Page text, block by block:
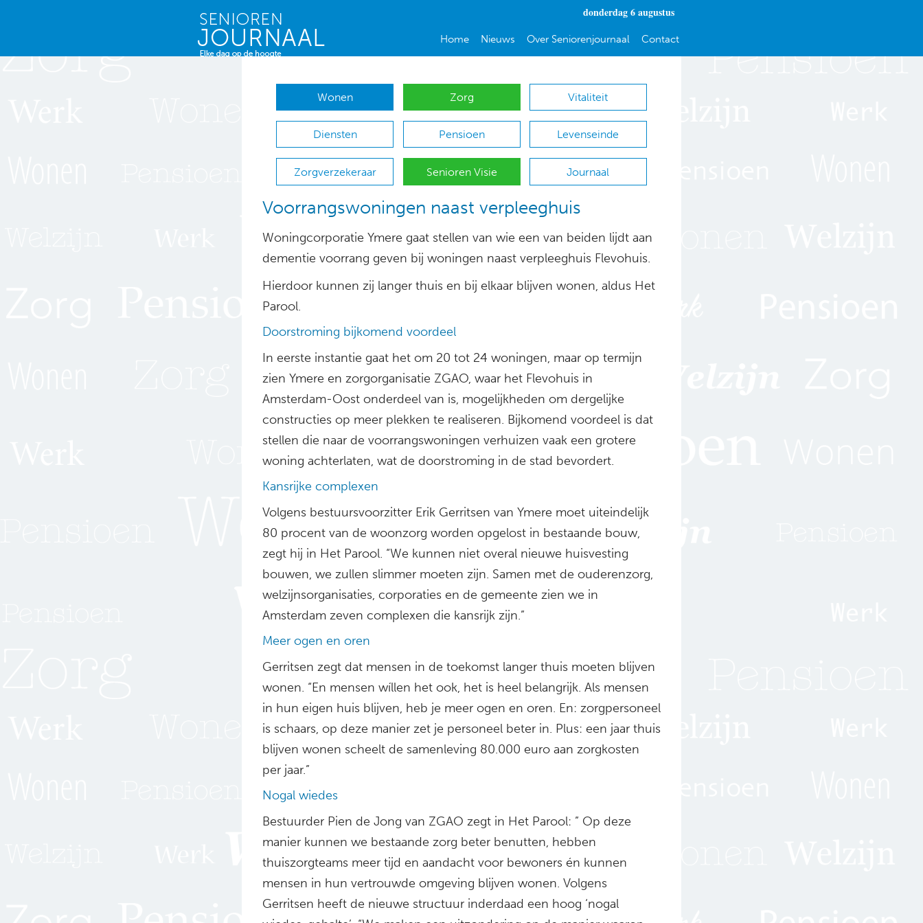
donderdag 6 augustus
Home Nieuws Over Seniorenjournaal Contact
Wonen Zorg Vitaliteit
Diensten Pensioen Levenseinde
Zorgverzekeraar Senioren Visie Journaal
Voorrangswoningen naast verpleeghuis
Woningcorporatie Ymere gaat stellen van wie een van beiden lijdt aan
dementie voorrang geven bij woningen naast verpleeghuis Flevohuis.
Hierdoor kunnen zij langer thuis en bij elkaar blijven wonen, aldus Het
Parool.
Doorstroming bijkomend voordeel
In eerste instantie gaat het om 20 tot 24 woningen, maar op termijn
zien Ymere en zorgorganisatie ZGAO, waar het Flevohuis in
Amsterdam-Oost onderdeel van is, mogelijkheden om dergelijke
constructies op meer plekken te realiseren. Bijkomend voordeel is dat
stellen die naar de voorrangswoningen verhuizen vaak een grotere
woning achterlaten, wat de doorstroming in de stad bevordert.
Kansrijke complexen
Volgens bestuursvoorzitter Erik Gerritsen van Ymere moet uiteindelijk
80 procent van de woonzorg worden opgelost in bestaande bouw,
zegt hij in Het Parool. “We kunnen niet overal nieuwe huisvesting
bouwen, we zullen slimmer moeten zijn. Samen met de ouderenzorg,
welzijnsorganisaties, corporaties en de gemeente zien we in
Amsterdam zeven complexen die kansrijk zijn.”
Meer ogen en oren
Gerritsen zegt dat mensen in de toekomst langer thuis moeten blijven
wonen. “En mensen wíllen het ook, het is heel belangrijk. Als mensen
in hun eigen huis blijven, heb je meer ogen en oren. En: zorgpersoneel
is schaars, op deze manier zet je personeel beter in. Plus: een jaar thuis
blijven wonen scheelt de samenleving 80.000 euro aan zorgkosten
per jaar.”
Nogal wiedes
Bestuurder Pien de Jong van ZGAO zegt in Het Parool: ” Op deze
manier kunnen we bestaande zorg beter benutten, hebben
thuiszorgteams meer tijd en aandacht voor bewoners én kunnen
mensen in hun vertrouwde omgeving blijven wonen. Volgens
Gerritsen heeft de nieuwe structuur inderdaad een hoog ‘nogal